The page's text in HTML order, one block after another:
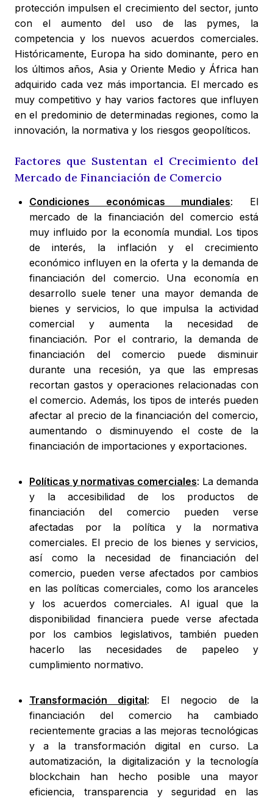
protección impulsen el crecimiento del sector, junto
con el aumento del uso de las pymes, la
competencia y los nuevos acuerdos comerciales.
Históricamente, Europa ha sido dominante, pero en
los últimos años, Asia y Oriente Medio y África han
adquirido cada vez más importancia. El mercado es
muy competitivo y hay varios factores que influyen
en el predominio de determinadas regiones, como la
innovación, la normativa y los riesgos geopolíticos.
Factores que Sustentan el Crecimiento del
Mercado de Financiación de Comercio
Condiciones económicas mundiales: El
mercado de la financiación del comercio está
muy influido por la economía mundial. Los tipos
de interés, la inflación y el crecimiento
económico influyen en la oferta y la demanda de
financiación del comercio. Una economía en
desarrollo suele tener una mayor demanda de
bienes y servicios, lo que impulsa la actividad
comercial y aumenta la necesidad de
financiación. Por el contrario, la demanda de
financiación del comercio puede disminuir
durante una recesión, ya que las empresas
recortan gastos y operaciones relacionadas con
el comercio. Además, los tipos de interés pueden
afectar al precio de la financiación del comercio,
aumentando o disminuyendo el coste de la
financiación de importaciones y exportaciones.
Políticas y normativas comerciales: La demanda
y la accesibilidad de los productos de
financiación del comercio pueden verse
afectadas por la política y la normativa
comerciales. El precio de los bienes y servicios,
así como la necesidad de financiación del
comercio, pueden verse afectados por cambios
en las políticas comerciales, como los aranceles
y los acuerdos comerciales. Al igual que la
disponibilidad financiera puede verse afectada
por los cambios legislativos, también pueden
hacerlo las necesidades de papeleo y
cumplimiento normativo.
Transformación digital: El negocio de la
financiación del comercio ha cambiado
recientemente gracias a las mejoras tecnológicas
y a la transformación digital en curso. La
automatización, la digitalización y la tecnología
blockchain han hecho posible una mayor
eficiencia, transparencia y seguridad en las